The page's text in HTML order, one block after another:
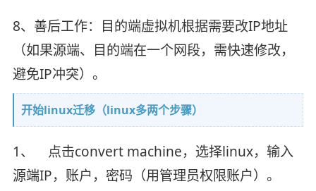
8、善后工作：目的端虚拟机根据需要改IP地址
（如果源端、目的端在一个网段，需快速修改，
避免IP冲突）。
开始linux迁移（linux多两个步骤）
1、 点击convert machine，选择linux，输入
源端IP，账户，密码（用管理员权限账户）。